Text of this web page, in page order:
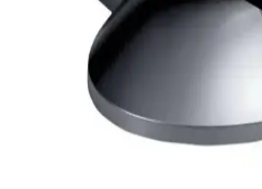
Koku Giderici Hava
Ofisler İçin Pratik
Koku giderici hava temizleme
kokuları azaltır, havayı temizler ve
filtre teknolojileri ile sağlıklı yaşam